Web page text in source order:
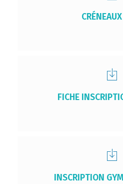
FICHE
INSCRIPTION